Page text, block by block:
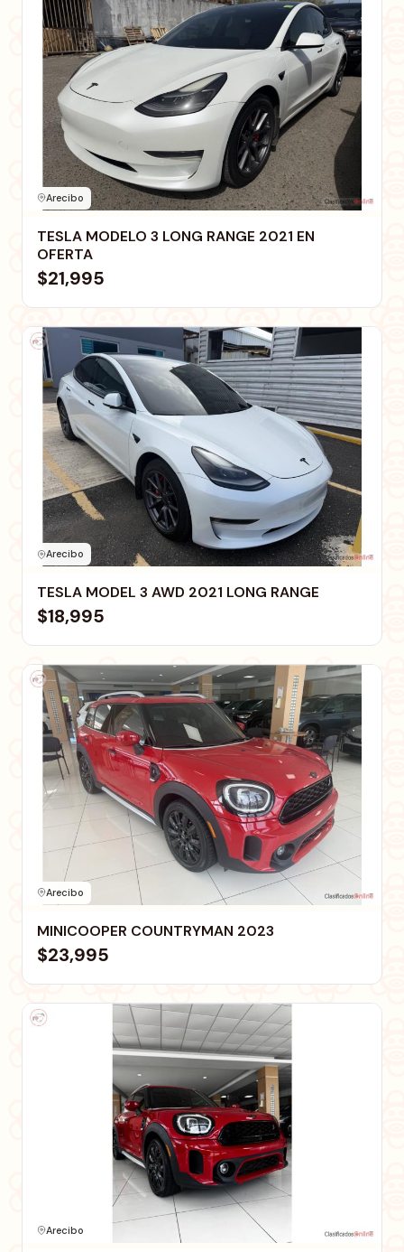
Arecibo
TESLA MODELO 3 LONG RANGE 2021 EN
OFERTA
$21,995
Arecibo
TESLA MODEL 3 AWD 2021 LONG RANGE
$18,995
Arecibo
MINICOOPER COUNTRYMAN 2023
$23,995
Arecibo